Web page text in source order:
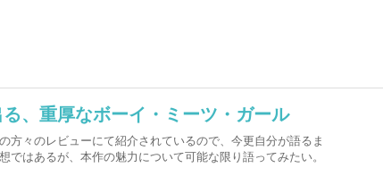
、重厚なボーイ・ミーツ・ガール
方々のレビューにて紹介されているので、今更自分が語るま
ではあるが、本作の魅力について可能な限り語ってみたい。